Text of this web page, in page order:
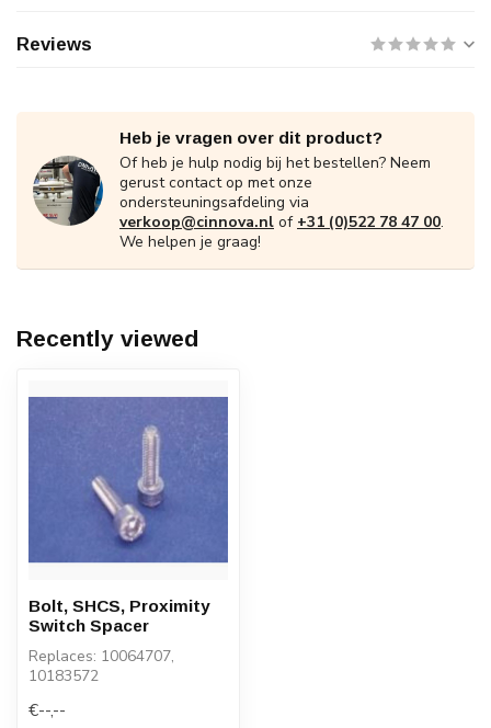
Reviews
Heb je vragen over dit product?
Of heb je hulp nodig bij het bestellen? Neem
gerust contact op met onze
ondersteuningsafdeling via
verkoop@cinnova.nl of +31 (0)522 78 47 00.
We helpen je graag!
Recently viewed
Bolt, SHCS, Proximity
Switch Spacer
Replaces: 10064707,
10183572
€--,--